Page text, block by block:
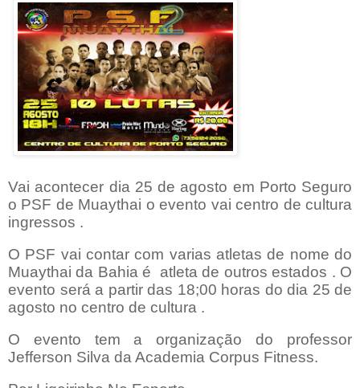
Vai acontecer dia 25 de agosto em Porto Seguro
o PSF de Muaythai o evento vai centro de cultura
ingressos .
O PSF vai contar com varias atletas de nome do
Muaythai da Bahia é atleta de outros estados . O
evento será a partir das 18;00 horas do dia 25 de
agosto no centro de cultura .
O evento tem a organização do professor
Jefferson Silva da Academia Corpus Fitness.